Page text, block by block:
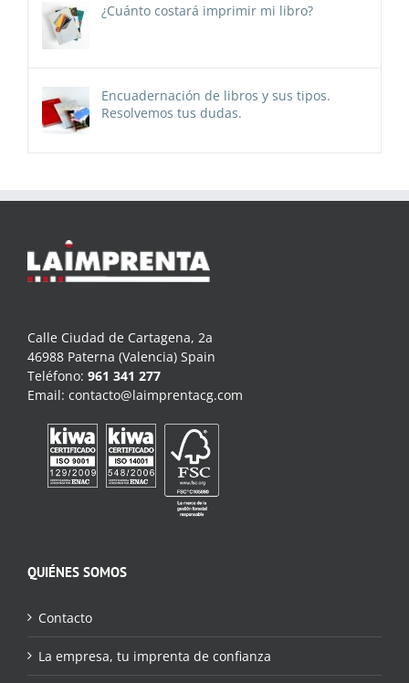
¿Cuánto costará imprimir mi libro?
Encuadernación de libros y sus tipos.
Resolvemos tus dudas.
Calle Ciudad de Cartagena, 2a
46988 Paterna (Valencia) Spain
Teléfono: 961 341 277
Email: contacto@laimprentacg.com
QUIÉNES SOMOS
Contacto
La empresa, tu imprenta de confianza